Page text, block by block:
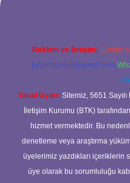
Reklam ve İletişim: E-mail:
forumhizmeti@gmail.com
Yasal Uyarı: Sitemiz, 5651
İletişim Kurumu (BTK)
hizmet vermektedir. Bu
denetleme veya araştırma
üyelerimiz yazdıkları içeriklerin
üye olarak bu sorumluluğu